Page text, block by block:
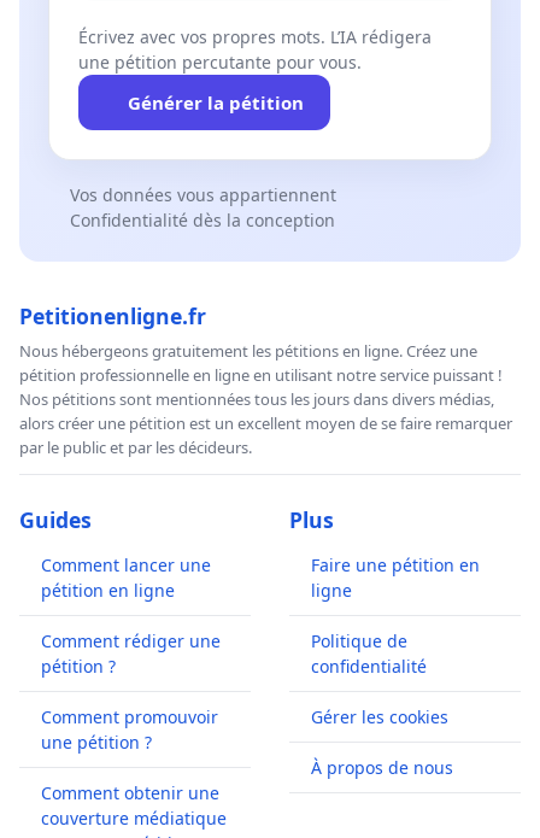
Écrivez avec vos propres mots. L’IA rédigera
une pétition percutante pour vous.
Générer la pétition
Vos données vous appartiennent
Confidentialité dès la conception
Petitionenligne.fr
Nous hébergeons gratuitement les pétitions en ligne. Créez une
pétition professionnelle en ligne en utilisant notre service puissant !
Nos pétitions sont mentionnées tous les jours dans divers médias,
alors créer une pétition est un excellent moyen de se faire remarquer
par le public et par les décideurs.
Guides
Comment lancer une
pétition en ligne
Comment rédiger une
pétition ?
Comment promouvoir
une pétition ?
Comment obtenir une
couverture médiatique
Plus
Faire une pétition en
ligne
Politique de
confidentialité
Gérer les cookies
À propos de nous